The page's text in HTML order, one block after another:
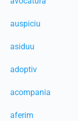
auspiciu
asiduu
adoptiv
acompania
aferim